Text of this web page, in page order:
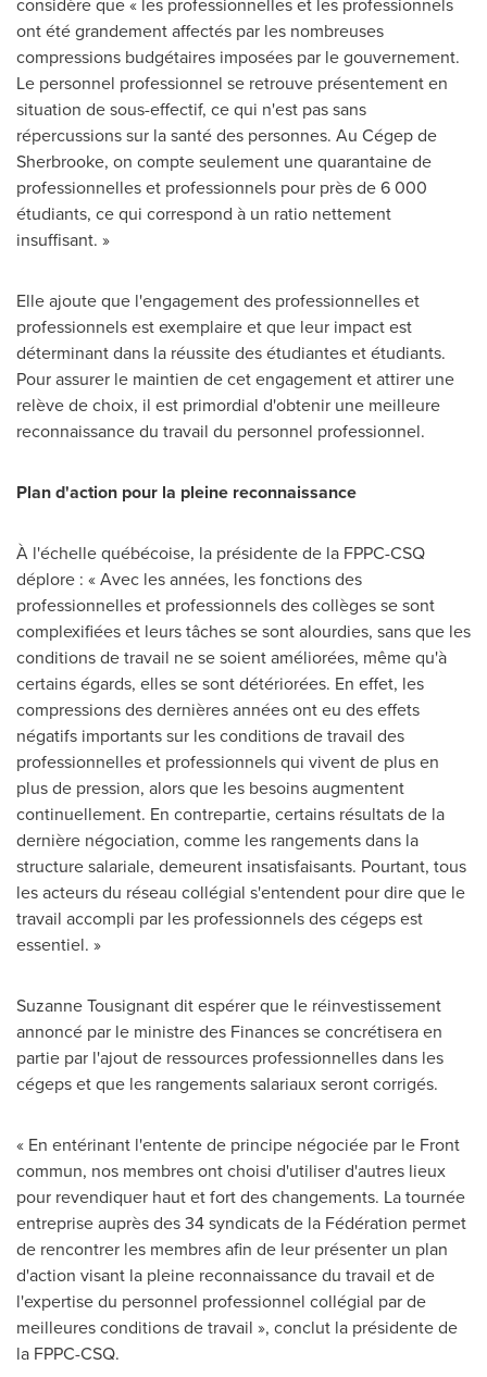
ont été grandement affectés par les nombreuses
compressions budgétaires imposées par le gouvernement.
Le personnel professionnel se retrouve présentement en
situation de sous-effectif, ce qui n'est pas sans
répercussions sur la santé des personnes. Au Cégep de
Sherbrooke, on compte seulement une quarantaine de
professionnelles et professionnels pour près de 6 000
étudiants, ce qui correspond à un ratio nettement
insuffisant. »
Elle ajoute que l'engagement des professionnelles et
professionnels est exemplaire et que leur impact est
déterminant dans la réussite des étudiantes et étudiants.
Pour assurer le maintien de cet engagement et attirer une
relève de choix, il est primordial d'obtenir une meilleure
reconnaissance du travail du personnel professionnel.
Plan d'action pour la pleine reconnaissance
À l'échelle québécoise, la présidente de la FPPC-CSQ
déplore : « Avec les années, les fonctions des
professionnelles et professionnels des collèges se sont
complexifiées et leurs tâches se sont alourdies, sans que les
conditions de travail ne se soient améliorées, même qu'à
certains égards, elles se sont détériorées. En effet, les
compressions des dernières années ont eu des effets
négatifs importants sur les conditions de travail des
professionnelles et professionnels qui vivent de plus en
plus de pression, alors que les besoins augmentent
continuellement. En contrepartie, certains résultats de la
dernière négociation, comme les rangements dans la
structure salariale, demeurent insatisfaisants. Pourtant, tous
les acteurs du réseau collégial s'entendent pour dire que le
travail accompli par les professionnels des cégeps est
essentiel. »
Suzanne Tousignantdit espérer que le réinvestissement
annoncé par le ministre des Finances se concrétisera en
partie par l'ajout de ressources professionnelles dans les
cégeps et que les rangements salariaux seront corrigés.
« En entérinant l'entente de principe négociée par le Front
commun, nos membres ont choisi d'utiliser d'autres lieux
pour revendiquer haut et fort des changements. La tournée
entreprise auprès des 34 syndicats de la Fédération permet
de rencontrer les membres afin de leur présenter un plan
d'action visant la pleine reconnaissance du travail et de
l'expertise du personnel professionnel collégial par de
meilleures conditions de travail », conclut la présidente de
la FPPC-CSQ.